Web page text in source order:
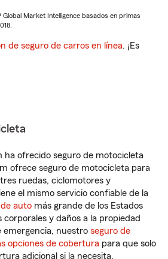
Global Market Intelligence basados en primas
de seguro de carros en línea. ¡Es
ha ofrecido seguro de motocicleta
ofrece seguro de motocicleta para
ruedas, ciclomotores y
el mismo servicio confiable de la
auto más grande de los Estados
corporales y daños a la propiedad
emergencia, nuestro seguro de
opciones de cobertura para que solo
adicional si la necesita.